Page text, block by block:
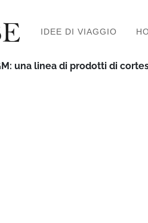
IDEE DI VIAGGIO
una linea di prodotti di